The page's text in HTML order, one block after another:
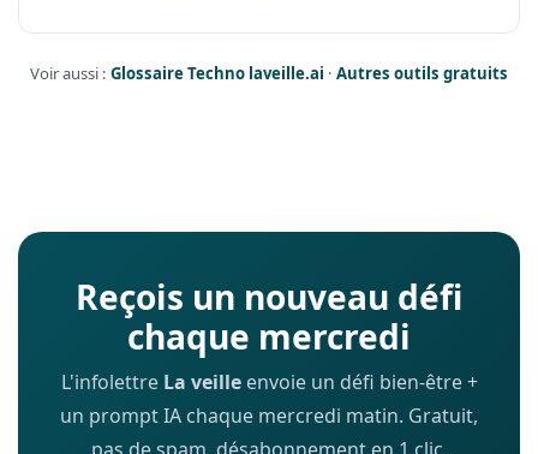
Voir aussi : Glossaire Techno laveille.ai · Autres outils gratuits
Reçois un nouveau défi
chaque mercredi
L'infolettre La veilleenvoie un défi bien-être +
un prompt IA chaque mercredi matin. Gratuit,